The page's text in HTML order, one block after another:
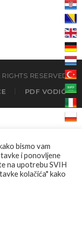
RIGHTS RESERVED.
PDF VODIĆ
bismo vam
i ponovljene
na upotrebu SVIH
kolačića" kako